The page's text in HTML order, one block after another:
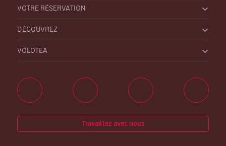
VOTRE RÉSERVATION
DÉCOUVREZ
VOLOTEA
Travaillez avec nous